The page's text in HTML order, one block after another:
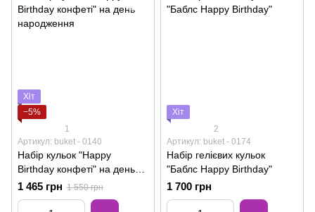
Хіт
−5%
1
Артикул: buket - 0140
Набір кульок "Happy
Birthday конфеті" на день
народження
1 465 грн 1 550 грн
Хіт
2
Артикул: buket - 0174
Набір гелієвих кульок
"Баблс Happy Birthday"
1 700 грн